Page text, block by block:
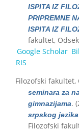
ISPITA IZ
PRIPREMNE
ISPITA IZ
fakultet,
Google Scholar
RIS
Filozofski
seminara za
gimnazijama.
srpskog
Filozofski